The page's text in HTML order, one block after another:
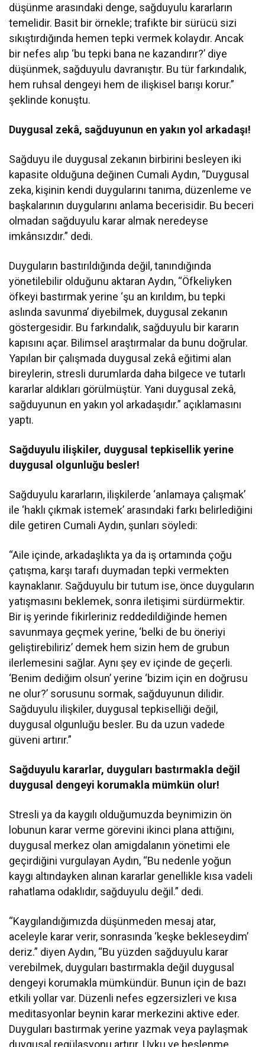
düşünme arasındaki denge, sağduyulu kararların
temelidir. Basit bir örnekle; trafikte bir sürücü sizi
sıkıştırdığında hemen tepki vermek kolaydır. Ancak
bir nefes alıp ‘bu tepki bana ne kazandırır?’ diye
düşünmek, sağduyulu davranıştır. Bu tür farkındalık,
hem ruhsal dengeyi hem de ilişkisel barışı korur.”
şeklinde konuştu.
Duygusal zekâ, sağduyunun en yakın yol arkadaşı!
Sağduyu ile duygusal zekanın birbirini besleyen iki
kapasite olduğuna değinen Cumali Aydın, “Duygusal
zeka, kişinin kendi duygularını tanıma, düzenleme ve
başkalarının duygularını anlama becerisidir. Bu beceri
olmadan sağduyulu karar almak neredeyse
imkânsızdır.” dedi.
Duyguların bastırıldığında değil, tanındığında
yönetilebilir olduğunu aktaran Aydın, “Öfkeliyken
öfkeyi bastırmak yerine ‘şu an kırıldım, bu tepki
aslında savunma’ diyebilmek, duygusal zekanın
göstergesidir. Bu farkındalık, sağduyulu bir kararın
kapısını açar. Bilimsel araştırmalar da bunu doğrular.
Yapılan bir çalışmada duygusal zekâ eğitimi alan
bireylerin, stresli durumlarda daha bilgece ve tutarlı
kararlar aldıkları görülmüştür. Yani duygusal zekâ,
sağduyunun en yakın yol arkadaşıdır.” açıklamasını
yaptı.
Sağduyulu ilişkiler, duygusal tepkisellik yerine
duygusal olgunluğu besler!
Sağduyulu kararların, ilişkilerde ‘anlamaya çalışmak’
ile ‘haklı çıkmak istemek’ arasındaki farkı belirlediğini
dile getiren Cumali Aydın, şunları söyledi:
“Aile içinde, arkadaşlıkta ya da iş ortamında çoğu
çatışma, karşı tarafı duymadan tepki vermekten
kaynaklanır. Sağduyulu bir tutum ise, önce duyguların
yatışmasını beklemek, sonra iletişimi sürdürmektir.
Bir iş yerinde fikirleriniz reddedildiğinde hemen
savunmaya geçmek yerine, ‘belki de bu öneriyi
geliştirebiliriz’ demek hem sizin hem de grubun
ilerlemesini sağlar. Aynı şey ev içinde de geçerli.
‘Benim dediğim olsun’ yerine ‘bizim için en doğrusu
ne olur?’ sorusunu sormak, sağduyunun dilidir.
Sağduyulu ilişkiler, duygusal tepkiselliği değil,
duygusal olgunluğu besler. Bu da uzun vadede
güveni artırır.”
Sağduyulu kararlar, duyguları bastırmakla değil
duygusal dengeyi korumakla mümkün olur!
Stresli ya da kaygılı olduğumuzda beynimizin ön
lobunun karar verme görevini ikinci plana attığını,
duygusal merkez olan amigdalanın yönetimi ele
geçirdiğini vurgulayan Aydın, “Bu nedenle yoğun
kaygı altındayken alınan kararlar genellikle kısa vadeli
rahatlama odaklıdır, sağduyulu değil.” dedi.
“Kaygılandığımızda düşünmeden mesaj atar,
aceleyle karar verir, sonrasında ‘keşke bekleseydim’
deriz.” diyen Aydın, “Bu yüzden sağduyulu karar
verebilmek, duyguları bastırmakla değil duygusal
dengeyi korumakla mümkündür. Bunun için de bazı
etkili yollar var. Düzenli nefes egzersizleri ve kısa
meditasyonlar beynin karar merkezini aktive eder.
Duyguları bastırmak yerine yazmak veya paylaşmak
duygusal regülasyonu artırır. Uyku ve beslenme